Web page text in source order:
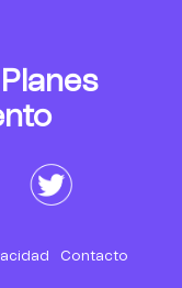
Planes
Contacto